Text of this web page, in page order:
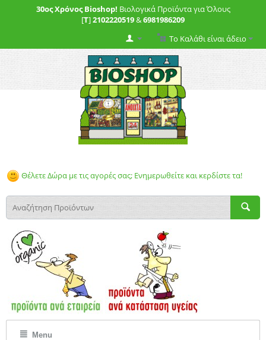
30ος Χρόνος Bioshop! Βιολογικά Προϊόντα για Όλους
[T]2102220519&6981986209
Το Καλάθι είναι άδειο
Θέλετε Δώρα με τις αγορές σας; Ενημερωθείτε και κερδίστε τα!
Menu